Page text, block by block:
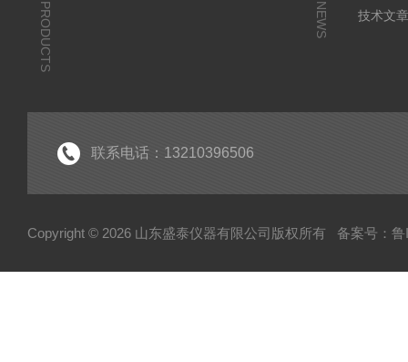
PRODUCTS NEWS
技术文
联系电话：13210396506
Copyright © 2026 山东盛泰仪器有限公司版权所有 备案号：